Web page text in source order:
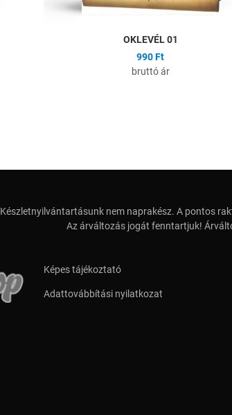
OKLEVÉL 01
990 Ft
bruttó ár
Készletnyilvántartásunk nem naprakész. A pontos
Az árváltozás jogát fenntartjuk!
Képes tájékoztató
Adattovábbítási nyilatkozat